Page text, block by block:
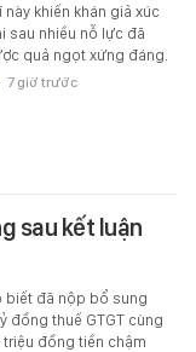
này khiến khán giả xúc
sau nhiều nỗ lực đã
quả ngọt xứng đáng.
7 giờ trước
sau kết luận
biết đã nộp bổ sung
đồng thuế GTGT cùng
triệu đồng tiền chậm